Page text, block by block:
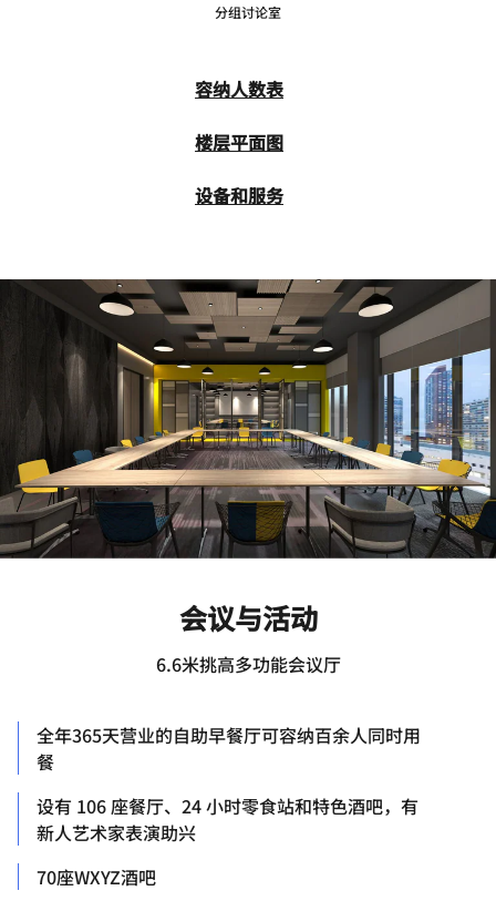
分组讨论室
容纳人数表
楼层平面图
设备和服务
会议与活动
6.6米挑高多功能会议厅
全年365天营业的自助早餐厅可容纳百余人同时用
餐
设有 106 座餐厅、24 小时零食站和特色酒吧，有
新人艺术家表演助兴
70座WXYZ酒吧